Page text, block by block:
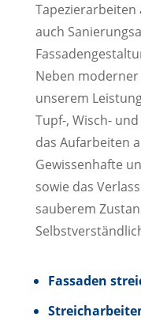
auch
Neben
unserem
Tupf-, Wisch-
das Aufarbeiten
Gewissenhafte
sowie das
sauberem
Fassaden